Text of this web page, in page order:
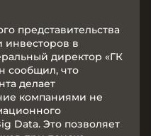
представительства
инвесторов в
директор «ГК
сообщил, что
делает
компаниями не
Data. Это позволяет